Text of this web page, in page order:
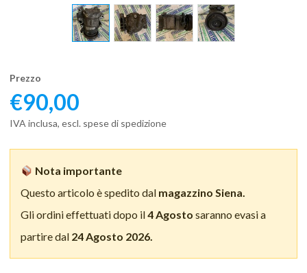
Prezzo
€90,00
IVA inclusa, escl. spese di spedizione
Nota importante
Questo articolo è spedito dal magazzino Siena.
Gli ordini effettuati dopo il4 Agosto saranno evasi a
partire dal 24 Agosto 2026.